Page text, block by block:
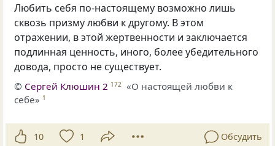
Любить себя по-настоящему возможно лишь
сквозь призму любви к другому. В этом
отражении, в этой жертвенности и заключается
подлинная ценность, иного, более убедительного
довода, просто не существует.
© Сергей Клюшин 2 172
«О настоящей любви к
себе» 1
10 1 Обсудить